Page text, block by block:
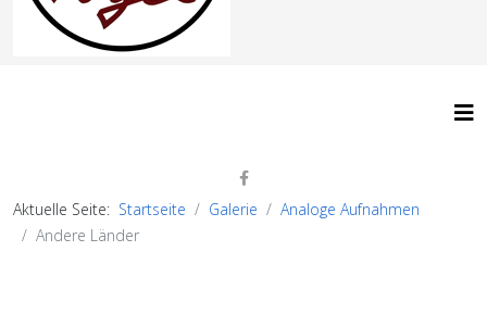
Aktuelle Seite: Startseite Galerie
Analoge Aufnahmen
Andere Länder